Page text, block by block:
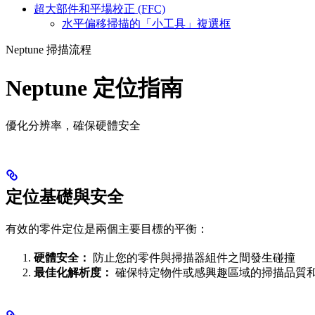
超大部件和平場校正 (FFC)
水平偏移掃描的「小工具」複選框
Neptune 掃描流程
Neptune 定位指南
優化分辨率，確保硬體安全
定位基礎與安全
有效的零件定位是兩個主要目標的平衡：
硬體安全：
防止您的零件與掃描器組件之間發生碰撞
最佳化解析度： 確保特定物件或感興趣區域的掃描品質